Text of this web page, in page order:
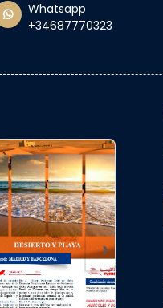
Whatsapp
+34687770323
›